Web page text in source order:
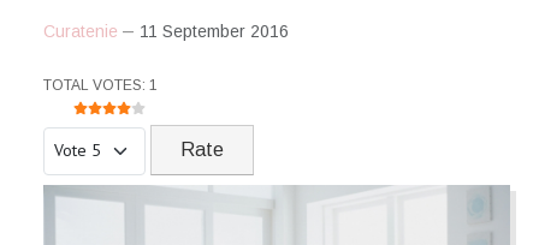
Curatenie 11 September 2016
USER RATING: 4
TOTAL VOTES: 1